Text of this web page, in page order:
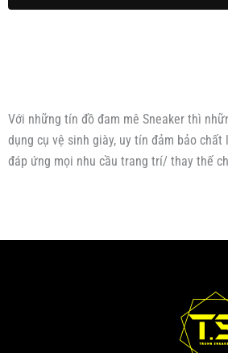
Với những tín đồ đam mê Sneaker thì
dụng cụ vệ sinh giày, uy tín đảm bảo
đáp ứng mọi nhu cầu trang trí/ thay thế